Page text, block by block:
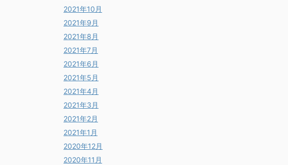
2021年10月
2021年9月
2021年8月
2021年7月
2021年6月
2021年5月
2021年4月
2021年3月
2021年2月
2021年1月
2020年12月
2020年11月